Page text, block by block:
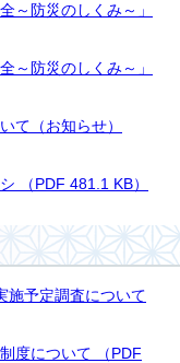
～防災のしくみ～」
～防災のしくみ～」
て（お知らせ）
（PDF 481.1 KB）
施予定調査について
度について （PDF